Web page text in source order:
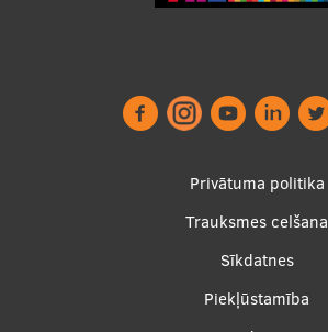
Privātuma politika
Trauksmes celšana
Sīkdatnes
Piekļūstamība